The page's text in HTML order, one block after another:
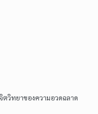
ตวิทยาของความอวดฉลาด